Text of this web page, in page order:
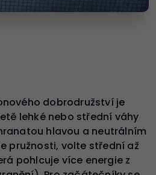
dobrodružství je
lehké nebo střední váhy
hlavou a neutrálním
pružnosti, volte střední až
pohlcuje více energie z